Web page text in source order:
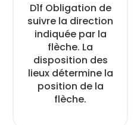
D1f Obligation de
suivre la direction
indiquée par la
flèche. La
disposition des
lieux détermine la
position de la
flèche.